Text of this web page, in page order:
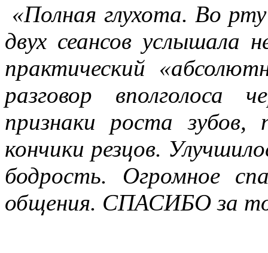
«Полная глухота. Во
двух сеансов услышала
практический
разговор вполголоса
признаки роста зубов,
кончики резцов.
бодрость. Огромное
общения. СПАСИБО за